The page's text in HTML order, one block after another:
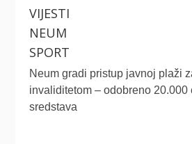
VIJESTI
NEUM
SPORT
Neum gradi pristup javnoj plaži
invaliditetom – odobreno 20.000
sredstava